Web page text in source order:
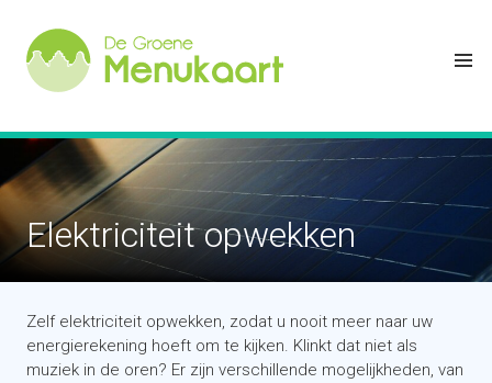
Elektriciteit opwekken
Zelf elektriciteit opwekken, zodat u nooit meer naar uw
energierekening hoeft om te kijken. Klinkt dat niet als
muziek in de oren? Er zijn verschillende mogelijkheden, van